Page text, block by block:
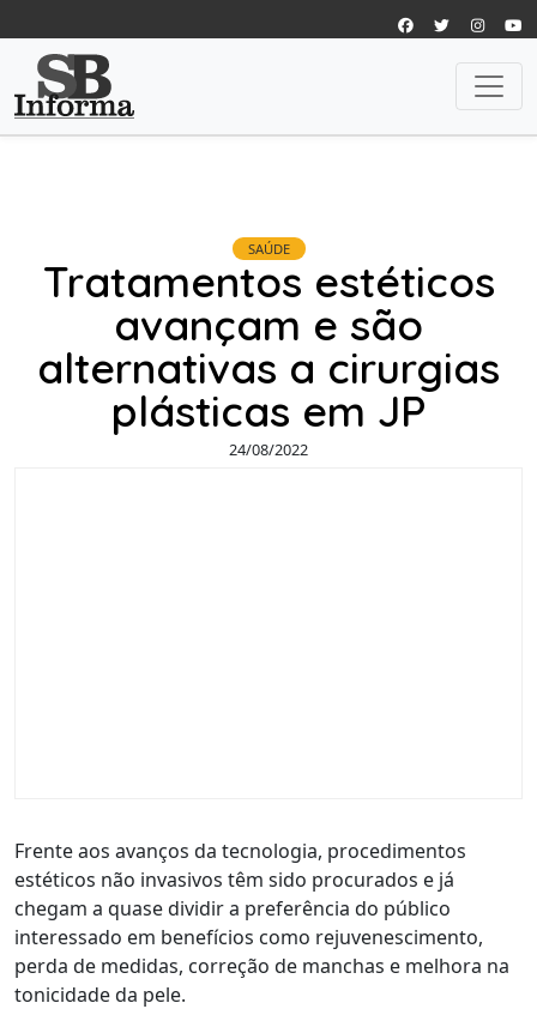
SAÚDE
Tratamentos estéticos
avançam e são
alternativas a cirurgias
plásticas em JP
24/08/2022
Frente aos avanços da tecnologia, procedimentos
estéticos não invasivos têm sido procurados e já
chegam a quase dividir a preferência do público
interessado em benefícios como rejuvenescimento,
perda de medidas, correção de manchas e melhora na
tonicidade da pele.